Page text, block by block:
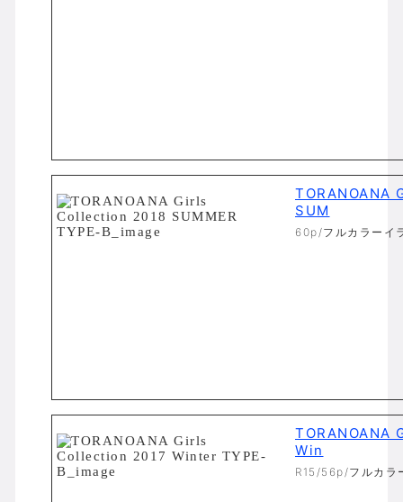
SUM
60p/フルカラーイ
Win
R15/56p/フルカラ